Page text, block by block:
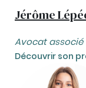
Jérôme
Avocat associé
Découvrir son